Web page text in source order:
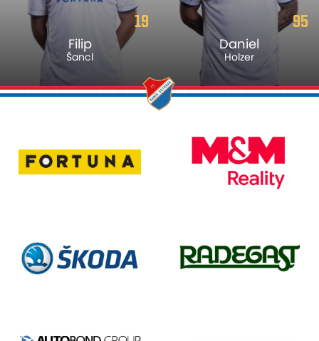
19
Filip
Šancl
95
Daniel
Holzer